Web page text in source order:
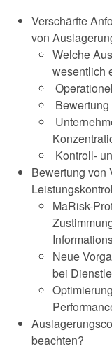
Verschärfte
von
Welche
wesentlich
Kontroll-
Bewertung von
MaRisk-
Neue
bei
beachten?